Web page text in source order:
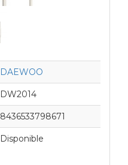
DAEWOO
DW2014
8436533798671
Disponible